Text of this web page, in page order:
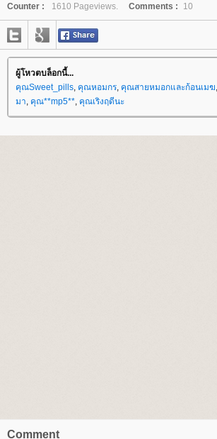
Counter :
1610 Pageviews. Comments : 10
ผู้โหวตบล็อกนี้...
คุณSweet_pills คุณหอมกร คุณสายหมอกและก้อนเมฆ
มา คุณ**mp5** คุณเริงฤดีนะ
Comment